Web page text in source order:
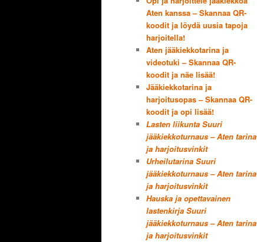
Aten kanssa – Skannaa QR-
koodit ja löydä uusia tapoja
harjoitella!
Aten jääkiekkotarina ja
videotuki – Skannaa QR-
koodit ja näe lisää!
Jääkiekkotarina ja
harjoitusopas – Skannaa QR-
koodit ja opi lisää!
Lasten liikunta Suuri
jääkiekkoturnaus – Aten tarina
ja harjoitusvinkit
Urheilutarina Suuri
jääkiekkoturnaus – Aten tarina
ja harjoitusvinkit
Hauska ja opettavainen
lastenkirja Suuri
jääkiekkoturnaus – Aten tarina
ja harjoitusvinkit